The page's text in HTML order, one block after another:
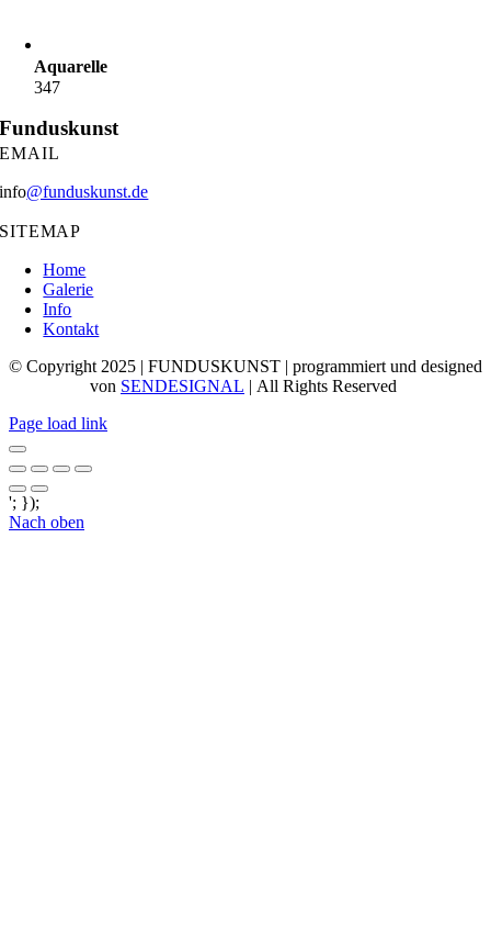
Aquarelle
347
Funduskunst
EMAIL
info@funduskunst.de
SITEMAP
Home
Galerie
Info
Kontakt
© Copyright 2025 | FUNDUSKUNST | programmiert und designed
von SENDESIGNAL | All Rights Reserved
Page load link
'; });
Nach oben